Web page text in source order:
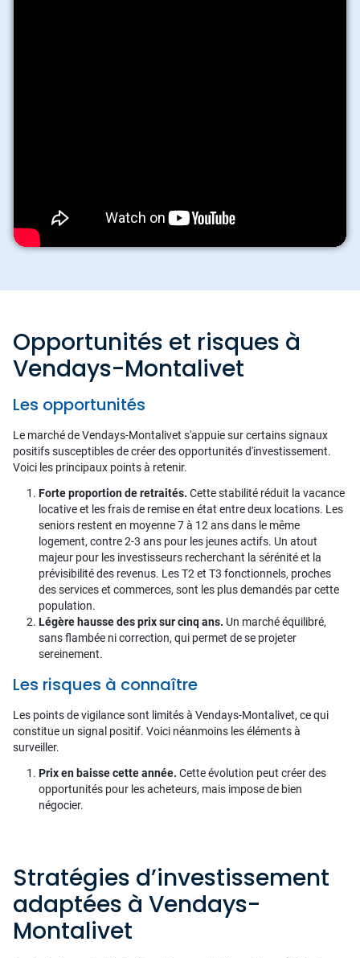
Opportunités et risques à
Vendays-Montalivet
Les opportunités
Le marché de Vendays-Montalivet s'appuie sur certains signaux
positifs susceptibles de créer des opportunités d'investissement.
Voici les principaux points à retenir.
Forte proportion de retraités. Cette stabilité réduit la vacance
locative et les frais de remise en état entre deux locations. Les
seniors restent en moyenne 7 à 12 ans dans le même
logement, contre 2-3 ans pour les jeunes actifs. Un atout
majeur pour les investisseurs recherchant la sérénité et la
prévisibilité des revenus. Les T2 et T3 fonctionnels, proches
des services et commerces, sont les plus demandés par cette
population.
Légère hausse des prix sur cinq ans. Un marché équilibré,
sans flambée ni correction, qui permet de se projeter
sereinement.
Les risques à connaître
Les points de vigilance sont limités à Vendays-Montalivet, ce qui
constitue un signal positif. Voici néanmoins les éléments à
surveiller.
Prix en baisse cette année. Cette évolution peut créer des
opportunités pour les acheteurs, mais impose de bien
négocier.
Stratégies d’investissement
adaptées à Vendays-
Montalivet